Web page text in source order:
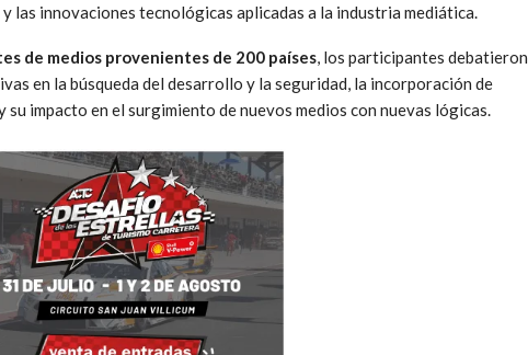
las innovaciones tecnológicas aplicadas a la industria mediática.
de medios provenientes de 200 países, los participantes debatieron
en la búsqueda del desarrollo y la seguridad, la incorporación de
impacto en el surgimiento de nuevos medios con nuevas lógicas.